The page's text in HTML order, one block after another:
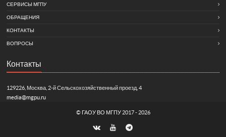
СЕРВИСЫ МГПУ
ОБРАЩЕНИЯ
КОНТАКТЫ
ВОПРОСЫ
Контакты
129226, Москва, 2-й Сельскохозяйственный проезд, 4
media@mgpu.ru
© ГАОУ ВО МГПУ 2017 - 2026